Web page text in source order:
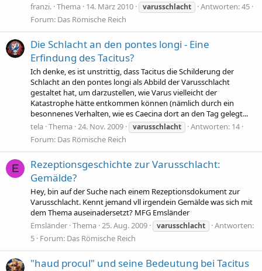
franzi. Thema 14. März 2010 varusschlacht
Antworten: 45
Forum: Das Römische Reich
Die Schlacht an den pontes longi - Eine
Erfindung des Tacitus?
Ich denke, es ist unstrittig, dass Tacitus die Schilderung der
Schlacht an den pontes longi als Abbild der Varusschlacht
gestaltet hat, um darzustellen, wie Varus vielleicht der
Katastrophe hätte entkommen können (nämlich durch ein
besonnenes Verhalten, wie es Caecina dort an den Tag gelegt...
tela Thema 24. Nov. 2009 varusschlacht
Antworten: 14
Forum: Das Römische Reich
E
Rezeptionsgeschichte zur Varusschlacht:
Gemälde?
Hey, bin auf der Suche nach einem Rezeptionsdokument zur
Varusschlacht. Kennt jemand vll irgendein Gemälde was sich mit
dem Thema auseinadersetzt? MFG Emsländer
Emsländer Thema 25. Aug. 2009 varusschlacht
Antworten:
5 Forum: Das Römische Reich
"haud procul" und seine Bedeutung bei Tacitus